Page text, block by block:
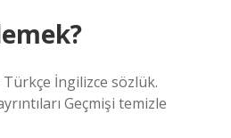
İngilizce sözlük.
Geçmişi temizle